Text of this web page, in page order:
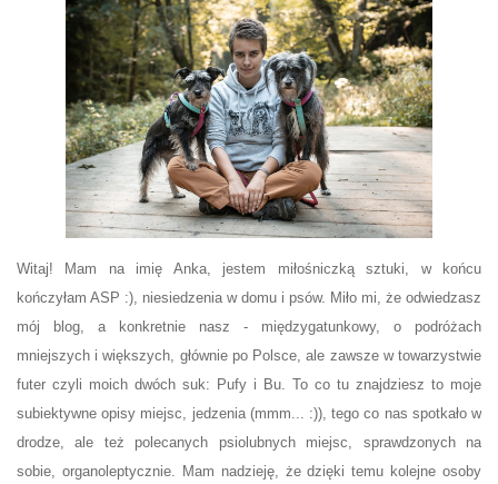
Witaj! Mam na imię Anka, jestem miłośniczką sztuki, w końcu
kończyłam ASP :), niesiedzenia w domu i psów. Miło mi, że odwiedzasz
mój blog, a konkretnie nasz - międzygatunkowy, o podróżach
mniejszych i większych, głównie po Polsce, ale zawsze w towarzystwie
futer czyli moich dwóch suk: Pufy i Bu. To co tu znajdziesz to moje
subiektywne opisy miejsc, jedzenia (mmm... :)), tego co nas spotkało w
drodze, ale też polecanych psiolubnych miejsc, sprawdzonych na
sobie, organoleptycznie. Mam nadzieję, że dzięki temu kolejne osoby